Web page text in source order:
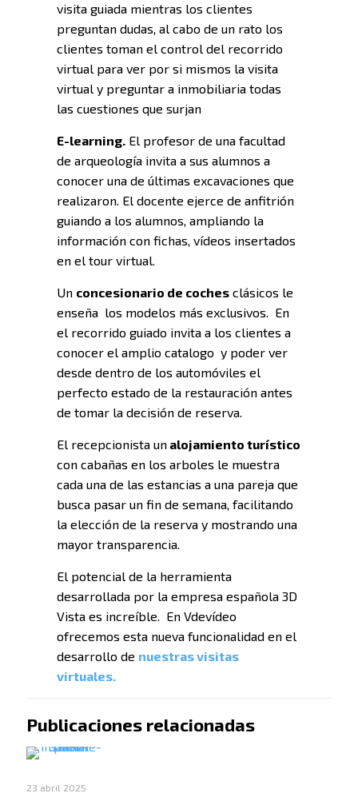
visita guiada mientras los clientes
preguntan dudas, al cabo de un rato los
clientes toman el control del recorrido
virtual para ver por si mismos la visita
virtual y preguntar a inmobiliaria todas
las cuestiones que surjan
E-learning. El profesor de una facultad
de arqueología invita a sus alumnos a
conocer una de últimas excavaciones que
realizaron. El docente ejerce de anfitrión
guiando a los alumnos, ampliando la
información con fichas, vídeos insertados
en el tour virtual.
Un concesionario de coches clásicos le
enseña los modelos más exclusivos. En
el recorrido guiado invita a los clientes a
conocer el amplio catalogo y poder ver
desde dentro de los automóviles el
perfecto estado de la restauración antes
de tomar la decisión de reserva.
El recepcionista un alojamiento turístico
con cabañas en los arboles le muestra
cada una de las estancias a una pareja que
busca pasar un fin de semana, facilitando
la elección de la reserva y mostrando una
mayor transparencia.
El potencial de la herramienta
desarrollada por la empresa española 3D
Vista es increíble. En Vdevídeo
ofrecemos esta nueva funcionalidad en el
desarrollo de nuestras visitas
virtuales.
Publicaciones relacionadas
23 abril 2025